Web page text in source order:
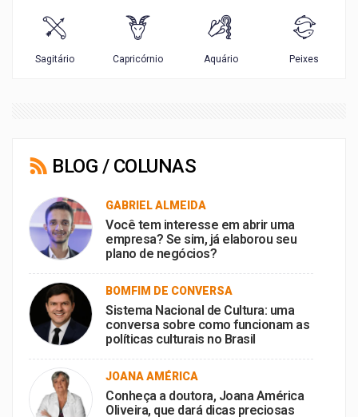
BLOG / COLUNAS
GABRIEL ALMEIDA
Você tem interesse em abrir uma
empresa? Se sim, já elaborou seu
plano de negócios?
BOMFIM DE CONVERSA
Sistema Nacional de Cultura: uma
conversa sobre como funcionam as
políticas culturais no Brasil
JOANA AMÉRICA
Conheça a doutora, Joana América
Oliveira, que dará dicas preciosas